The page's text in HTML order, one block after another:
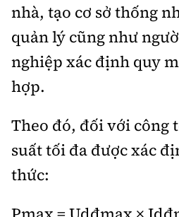
nhà, tạo cơ sở thống
quản lý cũng như
nghiệp xác định quy
hợp.
Theo đó, đối với công
suất tối đa được xác
thức: